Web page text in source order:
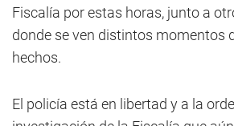
Fiscalía por estas horas, junto a
donde se ven distintos momentos
hechos.
El policía está en libertad y a la